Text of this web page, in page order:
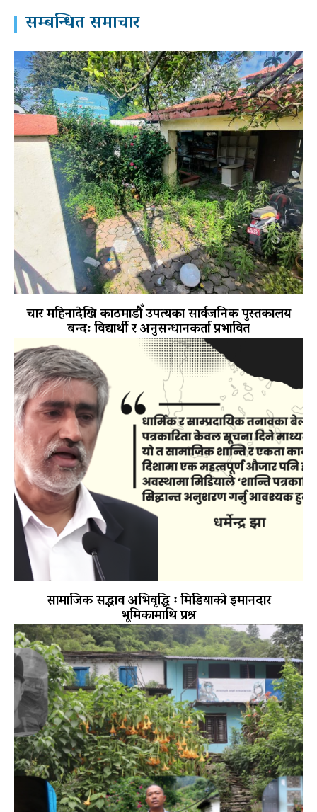
सम्बन्धित समाचार
चार महिनादेखि काठमाडौँ उपत्यका सार्वजनिक पुस्तकालय
बन्द: विद्यार्थी र अनुसन्धानकर्ता प्रभावित
सामाजिक सद्भाव अभिवृद्धि ः मिडियाको इमानदार
भूमिकामाथि प्रश्न